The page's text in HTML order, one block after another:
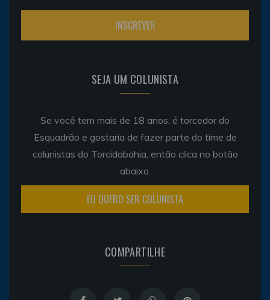
SEJA UM COLUNISTA
Se você tem mais de 18 anos, é torcedor do
Esquadrão e gostaria de fazer parte do time de
colunistas do Torcidabahia, então clica no botão
abaixo.
EU QUERO SER COLUNISTA
COMPARTILHE